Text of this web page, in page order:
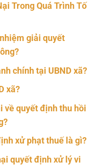
Trong Quá Trình Tố
giải quyết
chính tại UBND xã?
xã?
về quyết định thu hồi
xử phạt thuế là gì?
quyết định xử lý vi